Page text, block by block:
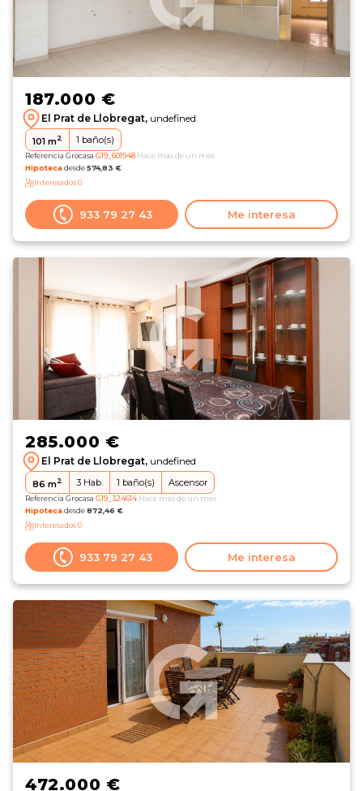
187.000 €
El Prat de Llobregat, undefined
101 m2 1 baño(s)
Referencia Grocasa G19_601948 Hace más de un mes
Hipotecadesde574,83 €
Interesados0
933 79 27 43 Me interesa
285.000 €
El Prat de Llobregat, undefined
86 m2 3 Hab. 1 baño(s) Ascensor
Referencia Grocasa G19_324614 Hace más de un mes
Hipotecadesde872,46 €
Interesados0
933 79 27 43 Me interesa
472.000 €